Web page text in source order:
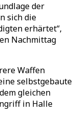
der
sich die
erhärtet“,
Nachmittag
Waffen
selbstgebaute
gleichen
in Halle